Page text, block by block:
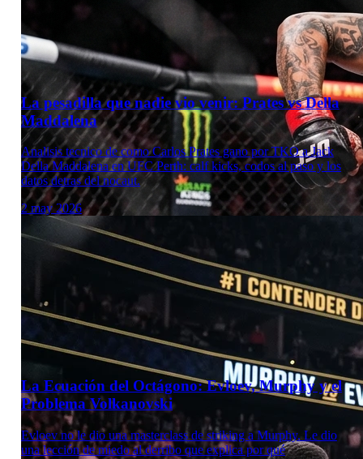
Laboratorio Técnico
La pesadilla que nadie vio venir: Prates vs Della
Maddalena
Analisis tecnico de como Carlos Prates gano por TKO a Jack
Della Maddalena en UFC Perth: calf kicks, codos al paso y los
datos detras del nocaut.
2 may 2026
La Ecuación del Octágono: Evloev, Murphy y el
Problema Volkanovski
Evloev no le dio una masterclass de striking a Murphy. Le dio
una lección de miedo al derribo que explica por qué